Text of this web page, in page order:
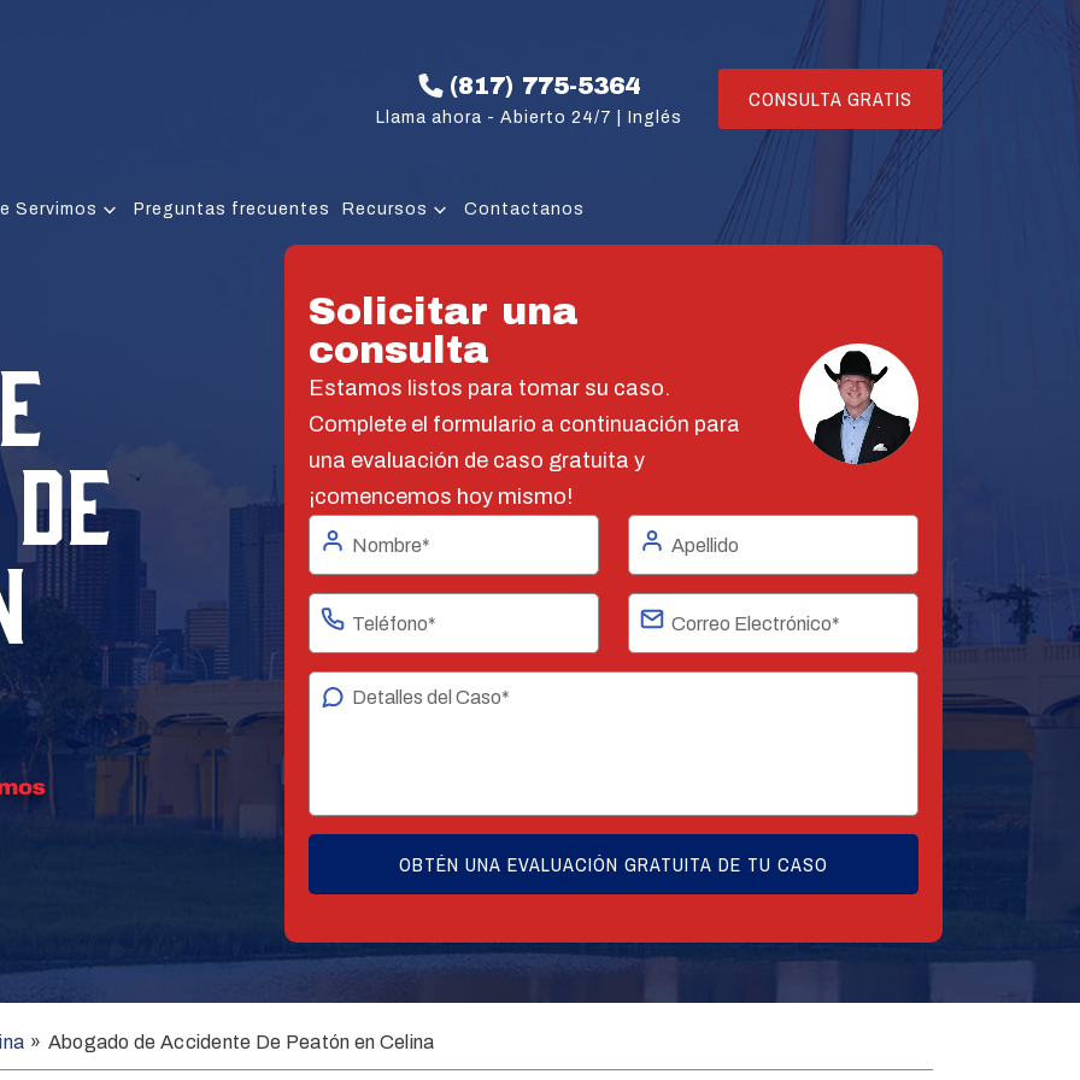
(817) 775-5364
Llama ahora - Abierto 24/7 | Inglés
CONSULTA GRATIS
Servimos Preguntas frecuentes Recursos Contactanos
Solicitar una
consulta
Estamos listos para tomar su caso.
Complete el formulario a continuación para
una evaluación de caso gratuita y
¡comencemos hoy mismo!
» Abogado de Accidente De Peatón en Celina